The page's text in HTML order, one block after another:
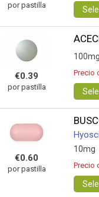
por pastilla
€0.39
por pastilla
100mg |
Precio
€0.60
por pastilla
10mg
Precio